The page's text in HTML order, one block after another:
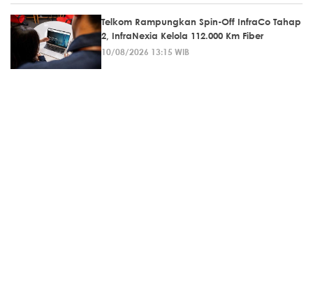
Telkom Rampungkan Spin-Off InfraCo Tahap
2, InfraNexia Kelola 112.000 Km Fiber
10/08/2026 13:15 WIB